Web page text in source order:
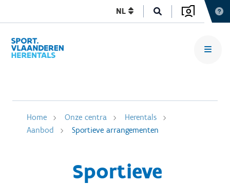
NL
Home Onze centra
Herentals
Aanbod
Sportieve arrangementen
Sportieve